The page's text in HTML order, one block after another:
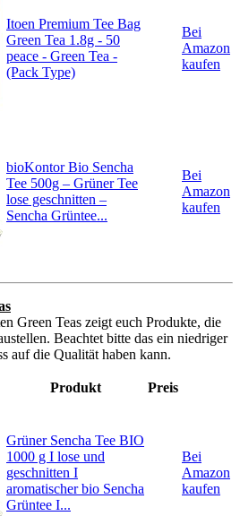
Itoen Premium Tee Bag
Green Tea 1.8g - 50
peace - Green Tea -
(Pack Type)
Bei
Amazon
kaufen
bioKontor Bio Sencha
Tee 500g – Grüner Tee
lose geschnitten –
Sencha Grüntee...
Bei
Amazon
kaufen
Green Teas zeigt euch Produkte, die
Beachtet bitte das ein niedriger
auf die Qualität haben kann.
Produkt Preis
Grüner Sencha Tee BIO
1000 g I lose und
geschnitten I
aromatischer bio Sencha
Grüntee I...
Bei
Amazon
kaufen